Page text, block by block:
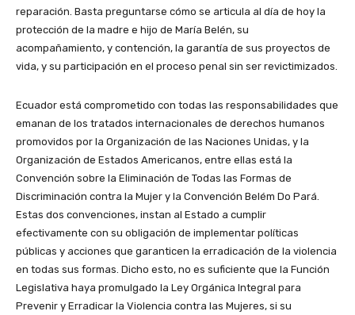
reparación. Basta preguntarse cómo se articula al día de hoy la
protección de la madre e hijo de María Belén, su
acompañamiento, y contención, la garantía de sus proyectos de
vida, y su participación en el proceso penal sin ser revictimizados.
Ecuador está comprometido con todas las responsabilidades que
emanan de los tratados internacionales de derechos humanos
promovidos por la Organización de las Naciones Unidas, y la
Organización de Estados Americanos, entre ellas está la
Convención sobre la Eliminación de Todas las Formas de
Discriminación contra la Mujer y la Convención Belém Do Pará.
Estas dos convenciones, instan al Estado a cumplir
efectivamente con su obligación de implementar políticas
públicas y acciones que garanticen la erradicación de la violencia
en todas sus formas. Dicho esto, no es suficiente que la Función
Legislativa haya promulgado la Ley Orgánica Integral para
Prevenir y Erradicar la Violencia contra las Mujeres, si su